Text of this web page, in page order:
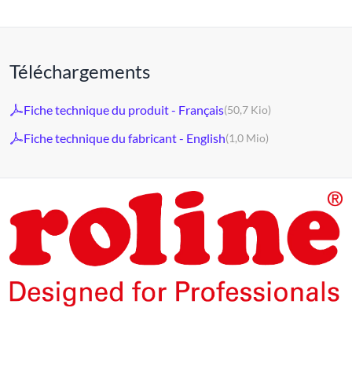
Téléchargements
Fiche technique du produit - Français(50,7 Kio)
Fiche technique du fabricant - English(1,0 Mio)